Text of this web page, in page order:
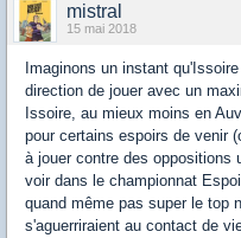
mistral
15 mai 2018
Imaginons un instant
direction de jouer avec un
Issoire, au mieux moins en
pour certains espoirs de venir
à jouer contre des oppositions
voir dans le championnat
quand même pas super le top
s'aguerriraient au contact de